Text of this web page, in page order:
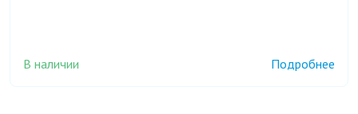
В наличии Подробнее